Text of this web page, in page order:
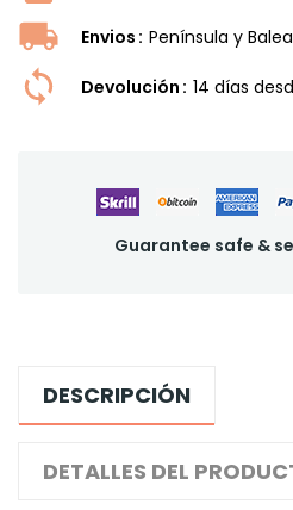
Envios Península y
Devolución 14 dí­as
Guarantee safe &
DESCRIPCIÓN
DETALLES DEL